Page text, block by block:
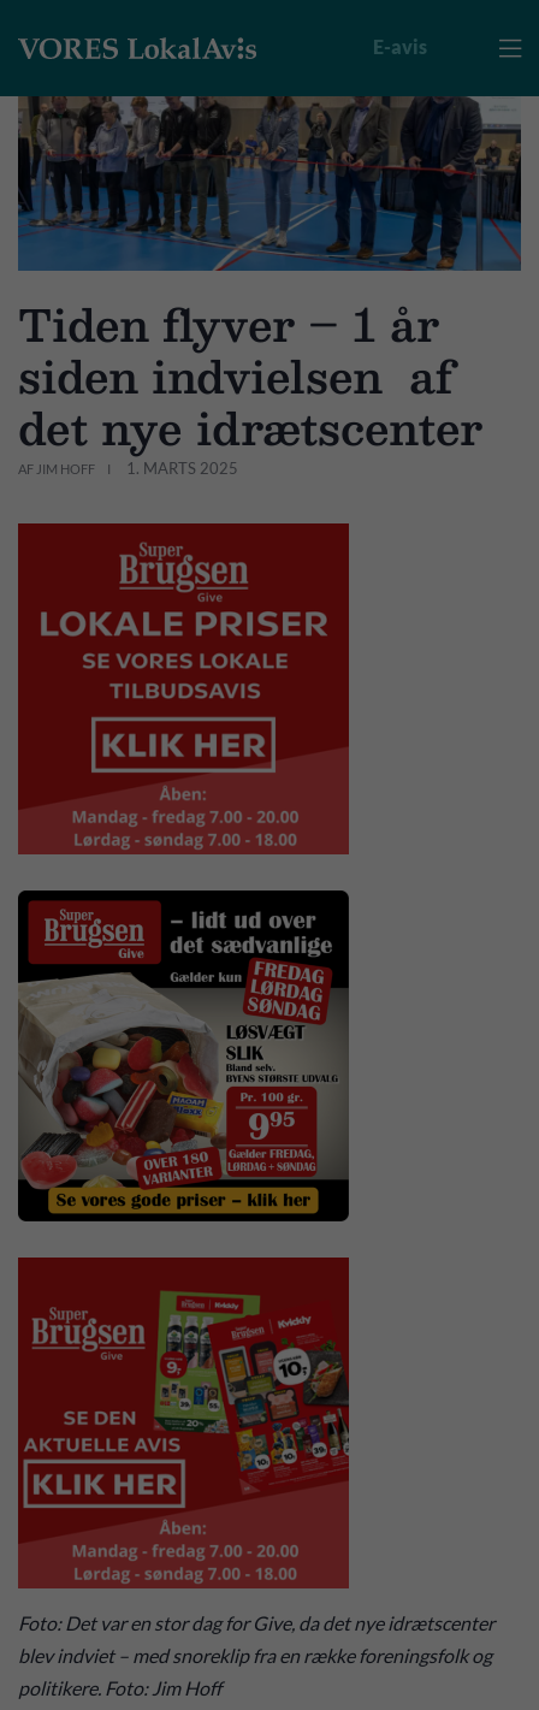

E-avis
Tiden flyver – 1 år
siden indvielsen af
det nye idrætscenter
AF JIM HOFF 1. MARTS 2025
Foto: Det var en stor dag for Give, da det nye idrætscenter
blev indviet – med snoreklip fra en række foreningsfolk og
politikere. Foto: Jim Hoff